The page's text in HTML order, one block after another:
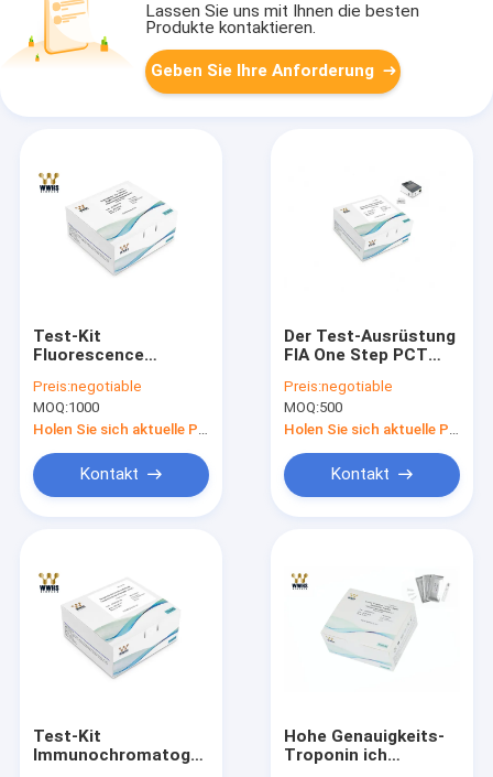
Lassen Sie uns mit Ihnen die besten
Produkte kontaktieren.
Geben Sie Ihre Anforderung
Test-Kit
Fluorescence
des Hämoglobin-
Niveau-HBA1C
schnelles Paket
Preis:negotiable
MOQ:1000
Kontakt
Der Test-Ausrüstung
FIA One Step PCT
quantitativer Test
Procalcitonin
schneller Speicher
einfacher
Preis:negotiable
MOQ:500
Kontakt
Test-Kit
Immunochromatographic
Hohe Genauigkeits-
Troponin ich